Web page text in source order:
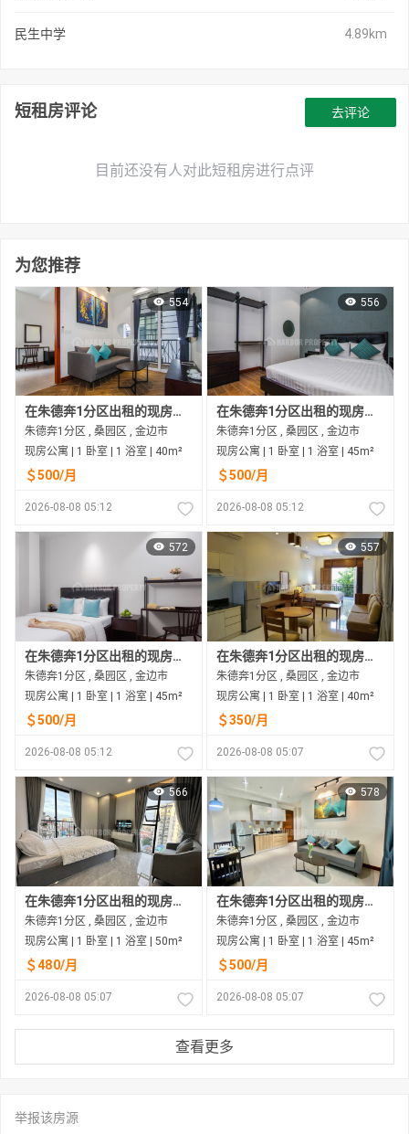
民生中学 4.89km
短租房评论
目前还没有人对此短租房进行点评
去评论
为您推荐
554
在朱德奔1分区出租的现房公寓
朱德奔1分区 , 桑园区 , 金边市
现房公寓 | 1 卧室 | 1 浴室 | 40m²
＄500/月
2026-08-08 05:12
556
在朱德奔1分区出租的现房公寓
朱德奔1分区 , 桑园区 , 金边市
现房公寓 | 1 卧室 | 1 浴室 | 45m²
＄500/月
2026-08-08 05:12
572
在朱德奔1分区出租的现房公寓
朱德奔1分区 , 桑园区 , 金边市
现房公寓 | 1 卧室 | 1 浴室 | 45m²
＄500/月
2026-08-08 05:12
557
在朱德奔1分区出租的现房公寓
朱德奔1分区 , 桑园区 , 金边市
现房公寓 | 1 卧室 | 1 浴室 | 40m²
＄350/月
2026-08-08 05:07
566
在朱德奔1分区出租的现房公寓
朱德奔1分区 , 桑园区 , 金边市
现房公寓 | 1 卧室 | 1 浴室 | 50m²
＄480/月
2026-08-08 05:07
578
在朱德奔1分区出租的现房公寓
朱德奔1分区 , 桑园区 , 金边市
现房公寓 | 1 卧室 | 1 浴室 | 45m²
＄500/月
2026-08-08 05:07
查看更多
举报该房源